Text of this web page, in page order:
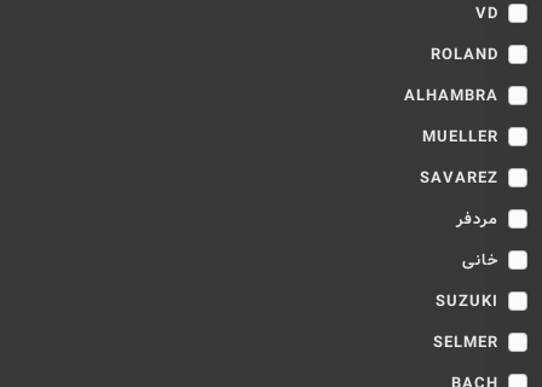
VD
ROLAND
ALHAMBRA
MUELLER
SAVAREZ
مردفر
خانی
SUZUKI
SELMER